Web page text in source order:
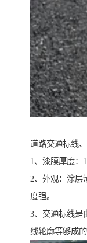
道路交通标线
1、漆膜厚度：
2、外观：涂层
度强。
3、交通标线是
线轮廓等够成